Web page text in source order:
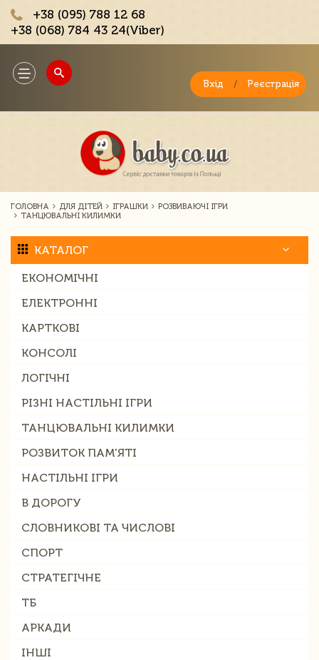
+38 (095) 788 12 68
+38 (068) 784 43 24(Viber)
Toggle
navigation
Вхід / Реєстрація
ГОЛОВНА ДЛЯ ДІТЕЙ ІГРАШКИ
РОЗВИВАЮЧІ ІГРИ
ТАНЦЮВАЛЬНІ КИЛИМКИ
КАТАЛОГ
ЕКОНОМІЧНІ
ЕЛЕКТРОННІ
КАРТКОВІ
КОНСОЛІ
ЛОГІЧНІ
РІЗНІ НАСТІЛЬНІ ІГРИ
ТАНЦЮВАЛЬНІ КИЛИМКИ
РОЗВИТОК ПАМ'ЯТІ
НАСТІЛЬНІ ІГРИ
В ДОРОГУ
СЛОВНИКОВІ ТА ЧИСЛОВІ
СПОРТ
СТРАТЕГІЧНЕ
ТБ
АРКАДИ
ІНШІ